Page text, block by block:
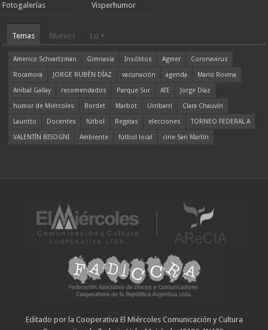
Fotogalerías Visperhumor
Temas Nuevos Lo +
Americo Schvartzman Gimnasia Insólitos Agmer
Coronavirus
Rocamora
JORGE RUBÉN DÍAZ vacunación agenda
Mario Rovina
Aníbal Gallay
recomendados Parque Sur ATE
Jorge Díaz
humor de Miércoles
Bordet Marbot Urribarri
Clara Chauvín
Lauritto
Docentes fútbol Regatas elecciones
TORNEO FEDERAL A
VALENTÍN BISOGNI
Ambiente fútbol local cine San Martín
Editado por la Cooperativa El Miércoles Comunicación y Cultura